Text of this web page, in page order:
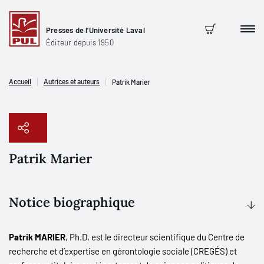
Presses de l'Université Laval
Éditeur depuis 1950
Panier
Accueil Autrices et auteurs Patrik Marier
Patrik Marier
Notice biographique
Patrik MARIER, Ph.D, est le directeur scientifique du Centre de
recherche et d’expertise en gérontologie sociale (CREGÉS) et